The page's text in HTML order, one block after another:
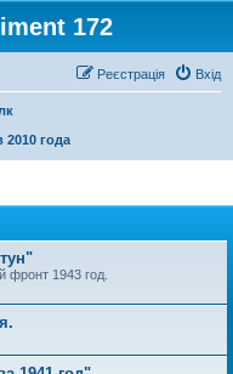
172
Вхід
Реєстрація
2010 года
фронт 1943 год.